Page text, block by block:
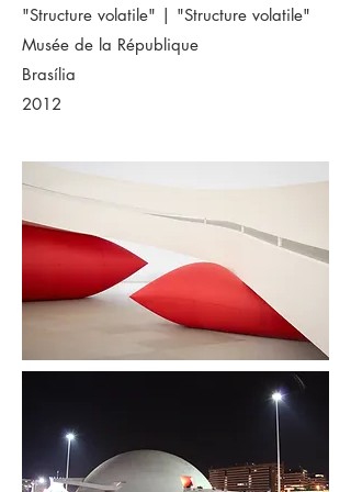
"Structure volatile" | "Structure volatile"
Musée de la République
Brasília
2012